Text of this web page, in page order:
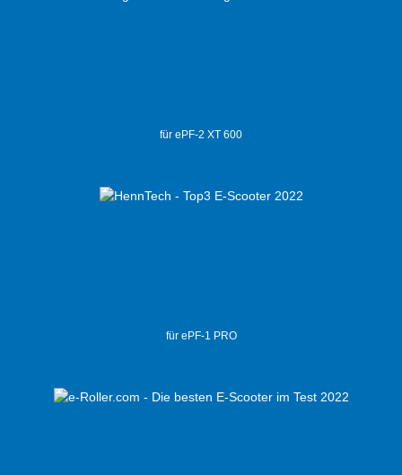
für ePF-2 XT 600
für ePF-1 PRO